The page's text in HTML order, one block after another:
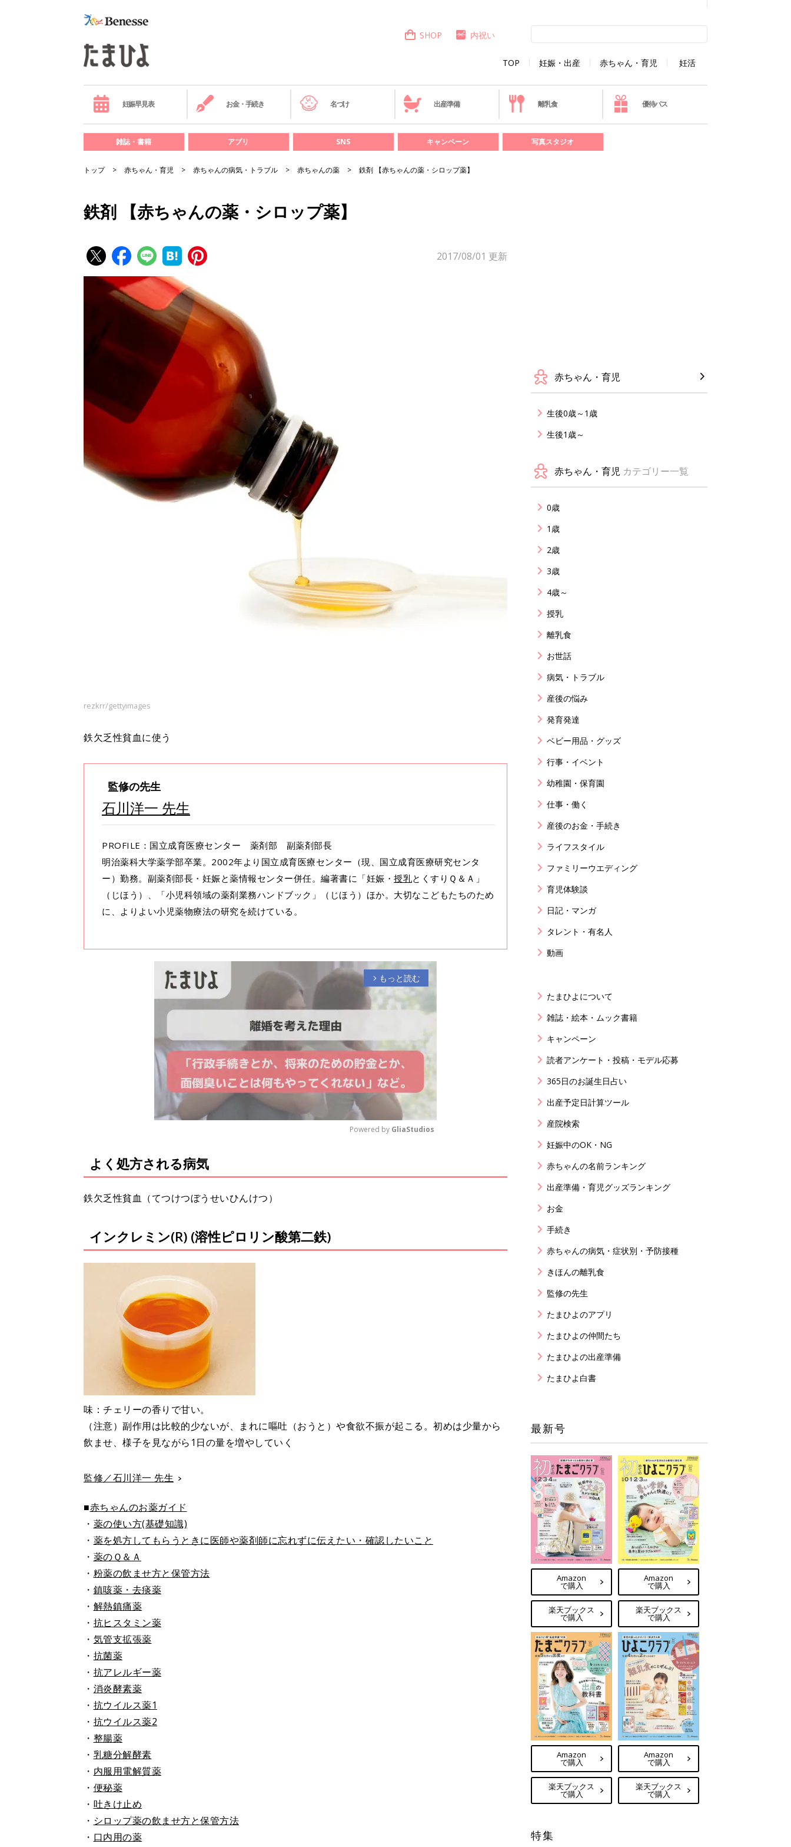
TOP 妊娠・出産 赤ちゃん・育児 妊活
SHOP 内祝い
妊娠早見表 お金・手続き 名づけ 出産準備 離乳食 優待パス
雑誌・書籍 アプリ SNS キャンペーン 写真スタジオ
トップ 赤ちゃん・育児 赤ちゃんの病気・トラブル 赤ちゃんの薬 鉄剤 【赤ちゃんの薬・シロップ薬】
鉄剤 【赤ちゃんの薬・シロップ薬】
2017/08/01 更新
rezkrr/gettyimages
鉄欠乏性貧血に使う
監修の先生
石川洋一 先生
PROFILE：国立成育医療センター 薬剤部 副薬剤部長
明治薬科大学薬学部卒業。2002年より国立成育医療センター（現、国立成育医療研究センタ
ー）勤務。副薬剤部長・妊娠と薬情報センター併任。編著書に「妊娠・ 授乳とくすりＱ＆Ａ」
（じほう）、「小児科領域の薬剤業務ハンドブック」（じほう）ほか。大切なこどもたちのため
に、よりよい小児薬物療法の研究を続けている。
arrow_forward_ios もっと読む
u
Powered by GliaStudios
よく処方される病気
鉄欠乏性貧血（てつけつぼうせいひんけつ）
インクレミン(R) (溶性ピロリン酸第二鉄)
味：チェリーの香りで甘い。
（注意）副作用は比較的少ないが、まれに嘔吐（おうと）や食欲不振が起こる。初めは少量から
飲ませ、様子を見ながら1日の量を増やしていく
監修／石川洋一 先生
■赤ちゃんのお薬ガイド
・ 薬の使い方(基礎知識)
・ 薬を処方してもらうときに医師や薬剤師に忘れずに伝えたい・確認したいこと
・ 薬のＱ＆Ａ
・ 粉薬の飲ませ方と保管方法
・ 鎮咳薬・去痰薬
・ 解熱鎮痛薬
・ 抗ヒスタミン薬
・ 気管支拡張薬
・ 抗菌薬
・ 抗アレルギー薬
・ 消炎酵素薬
・ 抗ウイルス薬1
・ 抗ウイルス薬2
・ 整腸薬
・ 乳糖分解酵素
・ 内服用電解質薬
・ 便秘薬
・ 吐きけ止め
・ シロップ薬の飲ませ方と保管方法
・ 口内用の薬
赤ちゃん・育児
生後0歳～1歳
生後1歳～
赤ちゃん・育児 カテゴリー一覧
0歳
1歳
2歳
3歳
4歳～
授乳
離乳食
お世話
病気・トラブル
産後の悩み
発育発達
ベビー用品・グッズ
行事・イベント
幼稚園・保育園
仕事・働く
産後のお金・手続き
ライフスタイル
ファミリーウエディング
育児体験談
日記・マンガ
タレント・有名人
動画
たまひよについて
雑誌・絵本・ムック書籍
キャンペーン
読者アンケート・投稿・モデル応募
365日のお誕生日占い
出産予定日計算ツール
産院検索
妊娠中のOK・NG
赤ちゃんの名前ランキング
出産準備・育児グッズランキング
お金
手続き
赤ちゃんの病気・症状別・予防接種
きほんの離乳食
監修の先生
たまひよのアプリ
たまひよの仲間たち
たまひよの出産準備
たまひよ白書
最新号
Amazon
で購入
楽天ブックス
で購入
Amazon
で購入
楽天ブックス
で購入
Amazon
で購入
楽天ブックス
で購入
Amazon
で購入
楽天ブックス
で購入
特集